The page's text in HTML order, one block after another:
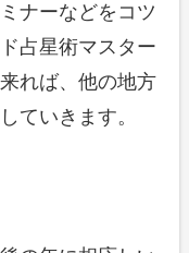
ナーなどをコツ
占星術マスター
れば、他の地方
ていきます。